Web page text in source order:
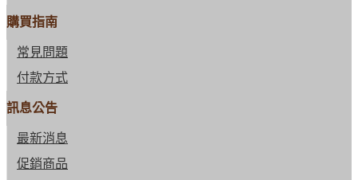
購買指南
常見問題
付款方式
訊息公告
最新消息
促銷商品